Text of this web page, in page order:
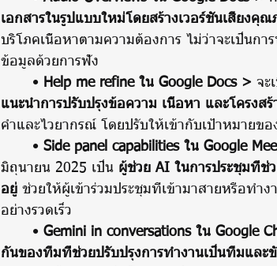
เอกสารในรูปแบบใหม่โดยสร้างเวอร์ชันเสียงคุ
บริโภคเนื้อหาตามความต้องการ ไม่ว่าจะเป็นก
ข้อมูลด้วยการฟัง
	•
Help me refine ใน Google Docs > จะ
แนะนำการปรับปรุงข้อความ เนื้อหา และโครงส
คำและไวยากรณ์ โดยปรับให้เข้ากับเป้าหมายข
	•
Side panel capabilities ใน Google
มิถุนายน 2025 เป็น ผู้ช่วย AI ในการประชุมที่ช่
อยู่ ช่วยให้ผู้เข้าร่วมประชุมที่เข้ามาสายหรือท
อย่างรวดเร็ว
	•
Gemini in conversations ใน Google
กันของทีมที่ช่วยปรับปรุงการทำงานเป็นทีมและ